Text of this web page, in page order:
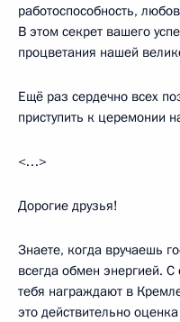
работоспособность,
В этом секрет вашего
процветания нашей
Ещё раз сердечно всех
приступить к церемонии
<…>
Дорогие друзья!
Знаете, когда вручаешь
всегда обмен энергией.
тебя награждают в
это действительно